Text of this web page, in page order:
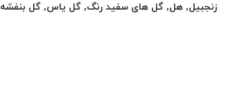
زنجبیل, هل, گل های سفید رنگ, گل یاس, گل بنفشه